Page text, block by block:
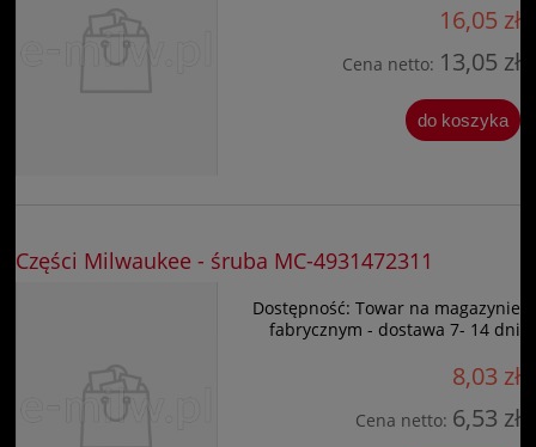
16,05 zł
Cena netto: 13,05 zł
do koszyka
Części Milwaukee - śruba MC-4931472311
Dostępność: Towar na magazynie
fabrycznym - dostawa 7- 14 dni
8,03 zł
Cena netto: 6,53 zł